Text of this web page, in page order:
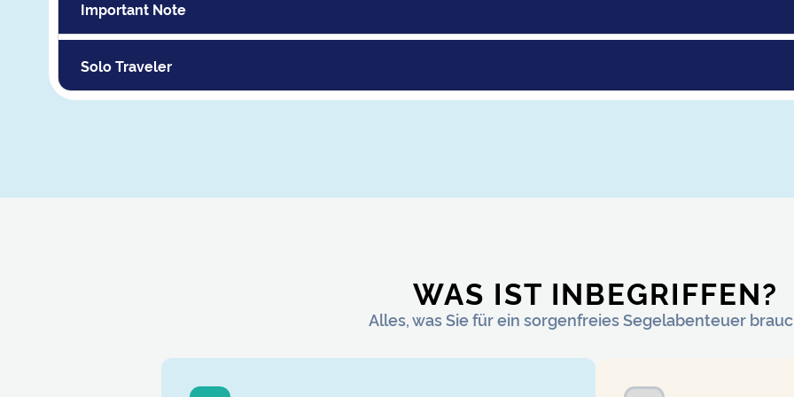
Important Note
Solo Traveler
WAS IST INBEGRIFFEN?
Alles, was Sie für ein sorgenfreies Segelabenteuer